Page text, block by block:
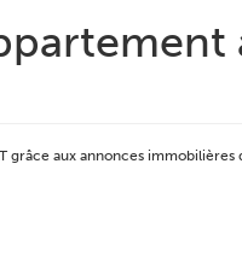
aux annonces immobilières